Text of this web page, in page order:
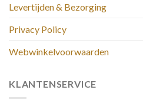
Levertijden & Bezorging
Privacy Policy
Webwinkelvoorwaarden
KLANTENSERVICE